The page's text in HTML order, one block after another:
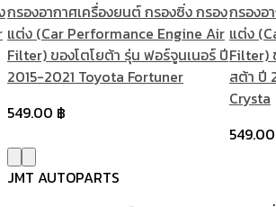
กรองอากาศเครื่องยนต์ กรองซิ่ง กรอง
แต่ง (Car Performance Engine Air
Filter) ของโตโยต้า รุ่น ฟอร์จูนเนอร์ ปี
2015-2021 Toyota Fortuner
549.00 ฿
กรองอ
แต่ง
Filter)
สต้า ปี
Crysta
549.00
JMT AUTOPARTS